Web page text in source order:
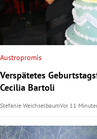
Untermenü
Untermenü
Untermenü
Untermenü
Austropromis
Verspätetes
Cecilia Bartoli
Stefanie WeichselbaumVor 11